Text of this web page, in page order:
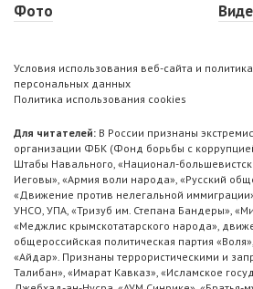
Фото
Условия использования веб-сайта и
персональных данных
Политика использования cookies
Для читателей: В России признаны
организации ФБК (Фонд борьбы с
Штабы Навального, «Национал-
Иеговы», «Армия воли народа», «Русский
«Движение против нелегальной
УНСО, УПА, «Тризуб им. Степана Бандеры»,
«Меджлис крымскотатарского народа»,
общероссийская политическая партия
«Айдар». Признаны террористическими и
Талибан», «Имарат Кавказ», «Исламское